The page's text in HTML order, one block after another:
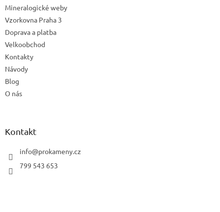
Mineralogické weby
Vzorkovna Praha 3
Doprava a platba
Velkoobchod
Kontakty
Návody
Blog
O nás
Kontakt
info@prokameny.cz
799 543 653